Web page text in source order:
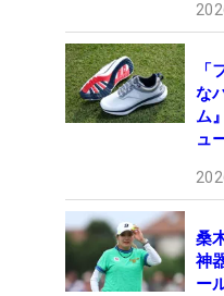
な
ム
ュ
桑
神
ー